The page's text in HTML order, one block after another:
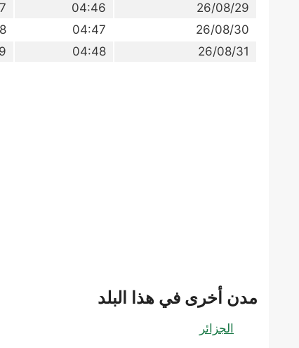
26/08/29
04:46
26/08/30
04:47
26/08/31
04:48
مدن أخرى في هذا البلد
الجزائر